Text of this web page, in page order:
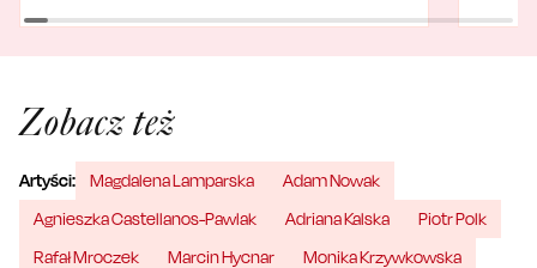
Zobacz też
Artyści: Magdalena Lamparska
Adam Nowak
Agnieszka Castellanos-Pawlak
Adriana Kalska
Piotr Polk
Rafał Mroczek
Marcin Hycnar
Monika Krzywkowska